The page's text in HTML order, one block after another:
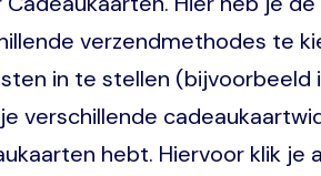
verzendmethodes te
in te stellen (bijvoorbeeld
verschillende
hebt. Hiervoor klik je